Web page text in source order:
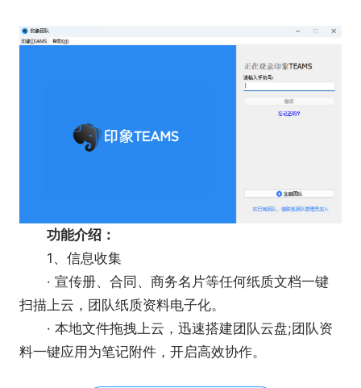
功能介绍：
1、信息收集
· 宣传册、合同、商务名⽚等任何纸质文档⼀键
扫描上云，团队纸质资料电⼦化。
· 本地⽂件拖拽上云，迅速搭建团队云盘;团队资
料⼀键应⽤为笔记附件，开启⾼效协作。